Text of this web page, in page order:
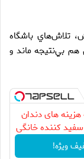
تلاش‌هاي باشگاه
بي‌نتيجه ماند و
هزینه های دندان
کننده خانگی
ویژه!